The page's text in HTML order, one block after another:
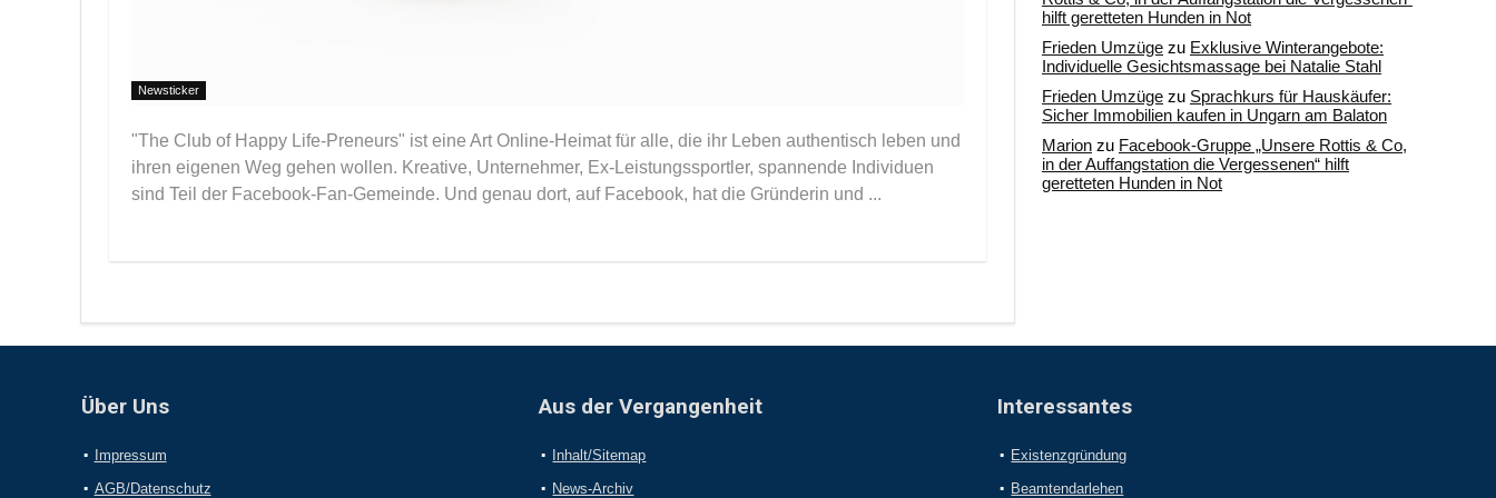
Newsticker
"The Club of Happy Life-Preneurs" ist eine Art Online-Heimat für alle, die ihr Leben authentisch leben und
ihren eigenen Weg gehen wollen. Kreative, Unternehmer, Ex-Leistungssportler, spannende Individuen
sind Teil der Facebook-Fan-Gemeinde. Und genau dort, auf Facebook, hat die Gründerin und ...
hilft geretteten Hunden in Not
Frieden Umzüge zu Exklusive Winterangebote:
Individuelle Gesichtsmassage bei Natalie Stahl
Frieden Umzüge zu Sprachkurs für Hauskäufer:
Sicher Immobilien kaufen in Ungarn am Balaton
Marion zu Facebook-Gruppe „Unsere Rottis & Co,
in der Auffangstation die Vergessenen“ hilft
geretteten Hunden in Not
Über Uns
Impressum
AGB/Datenschutz
Aus der Vergangenheit
Inhalt/Sitemap
News-Archiv
Interessantes
Existenzgründung
Beamtendarlehen